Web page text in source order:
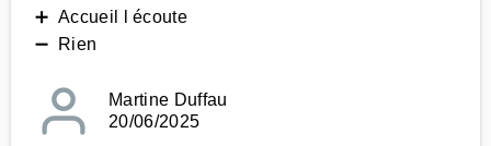
➕ Accueil l écoute
➖ Rien
Martine Duffau
20/06/2025